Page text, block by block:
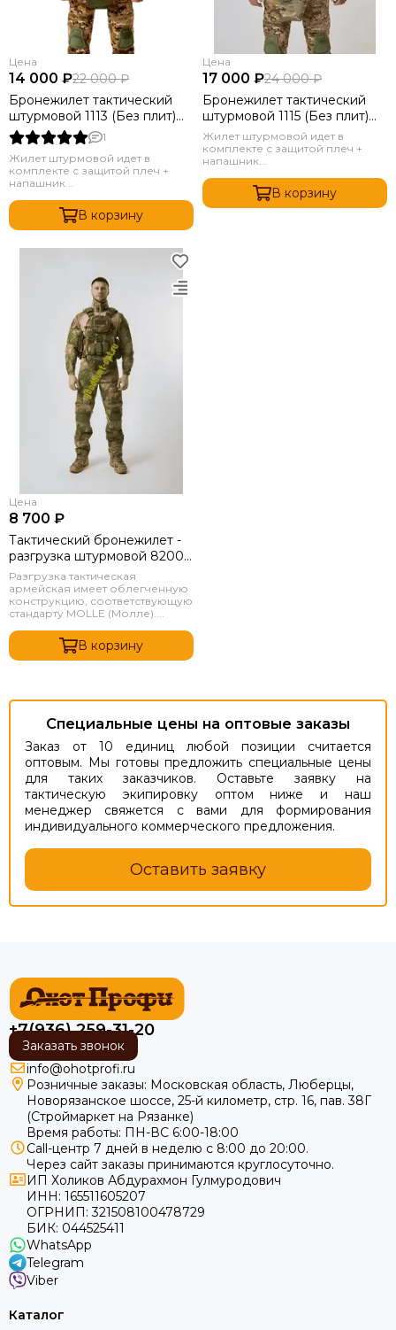
Цена
14 000 ₽22 000 ₽
Бронежилет тактический
штурмовой 1113 (Без плит)
Мультикам Камуфляж
1
Жилет штурмовой идет в
комплекте с защитой плеч +
напашник...
В корзину
Цена
17 000 ₽24 000 ₽
Бронежилет тактический
штурмовой 1115 (Без плит)
Мультикам Камуфляж
Жилет штурмовой идет в
комплекте с защитой плеч +
напашник...
В корзину
Цена
8 700 ₽
Тактический бронежилет -
разгрузка штурмовой 8200
(Без плит) + 14 подсумок
Мох
Разгрузка тактическая
армейская имеет облегченную
конструкцию, соответствующую
стандарту MOLLE (Молле)....
В корзину
Специальные цены на оптовые заказы
Заказ от 10 единиц любой позиции считается
оптовым. Мы готовы предложить специальные цены
для таких заказчиков. Оставьте заявку на
тактическую экипировку оптом ниже и наш
менеджер свяжется с вами для формирования
индивидуального коммерческого предложения.
Оставить заявку
+7(936) 259-31-20
Заказать звонок
info@ohotprofi.ru
Розничные заказы: Московская область, Люберцы,
Новорязанское шоссе, 25-й километр, стр. 16, пав. 38Г
(Строймаркет на Рязанке)
Время работы: ПН-ВС 6:00-18:00
Call-центр 7 дней в неделю с 8:00 до 20:00.
Через сайт заказы принимаются круглосуточно.
ИП Холиков Абдурахмон Гулмуродович
ИНН: 165511605207
ОГРНИП: 321508100478729
БИК: 044525411
WhatsApp
Telegram
Viber
Каталог